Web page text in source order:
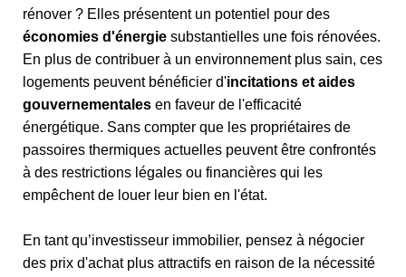
rénover ? Elles présentent un potentiel pour des
économies d'énergie substantielles une fois rénovées.
En plus de contribuer à un environnement plus sain, ces
logements peuvent bénéficier d'incitations et aides
gouvernementales en faveur de l'efficacité
énergétique. Sans compter que les propriétaires de
passoires thermiques actuelles peuvent être confrontés
à des restrictions légales ou financières qui les
empêchent de louer leur bien en l'état.
En tant qu’investisseur immobilier, pensez à négocier
des prix d'achat plus attractifs en raison de la nécessité